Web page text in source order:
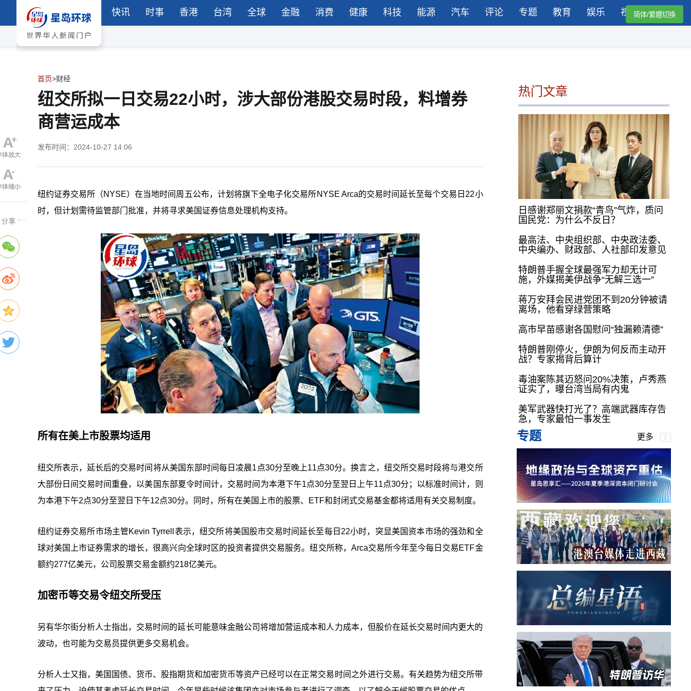
快讯 时事 香港 台湾 全球 金融 消费 健康 科技 能源 汽车 评论 专题 教育 娱乐 视频简体/繁體切換
首页>财经
纽交所拟一日交易22小时，涉大部份港股交易时段，料增券
商营运成本
发布时间：2024-10-27 14:06
纽约证券交易所（NYSE）在当地时间周五公布，计划将旗下全电子化交易所NYSE Arca的交易时间延长至每个交易日22小
时，但计划需待监管部门批准，并将寻求美国证券信息处理机构支持。
所有在美上市股票均适用
纽交所表示，延长后的交易时间将从美国东部时间每日凌晨1点30分至晚上11点30分。换言之，纽交所交易时段将与港交所
大部份日间交易时间重叠，以美国东部夏令时间计，交易时间为本港下午1点30分至翌日上午11点30分；以标准时间计，则
为本港下午2点30分至翌日下午12点30分。同时，所有在美国上市的股票、ETF和封闭式交易基金都将适用有关交易制度。
纽约证券交易所市场主管Kevin Tyrrell表示，纽交所将美国股市交易时间延长至每日22小时，突显美国资本市场的强劲和全
球对美国上市证券需求的增长，很高兴向全球时区的投资者提供交易服务。纽交所称，Arca交易所今年至今每日交易ETF金
额约277亿美元，公司股票交易金额约218亿美元。
加密币等交易令纽交所受压
另有华尔街分析人士指出，交易时间的延长可能意味金融公司将增加营运成本和人力成本，但股价在延长交易时间内更大的
波动，也可能为交易员提供更多交易机会。
分析人士又指，美国国债、货币、股指期货和加密货币等资产已经可以在正常交易时间之外进行交易。有关趋势为纽交所带
热门文章
日感谢郑丽文捐款“青鸟”气炸，质问
国民党：为什么不反日？
最高法、中央组织部、中央政法委、
中央编办、财政部、人社部印发意见
特朗普手握全球最强军力却无计可
施，外媒揭美伊战争“无解三选一”
蒋万安拜会民进党团不到20分钟被请
离场，他看穿绿营策略
高市早苗感谢各国慰问“独漏赖清德”
特朗普刚停火，伊朗为何反而主动开
战？专家揭背后算计
毒油案陈其迈怒问20%决策，卢秀燕
证实了，曝台湾当局有内鬼
美军武器快打光了？高端武器库存告
急，专家最怕一事发生
专题 更多